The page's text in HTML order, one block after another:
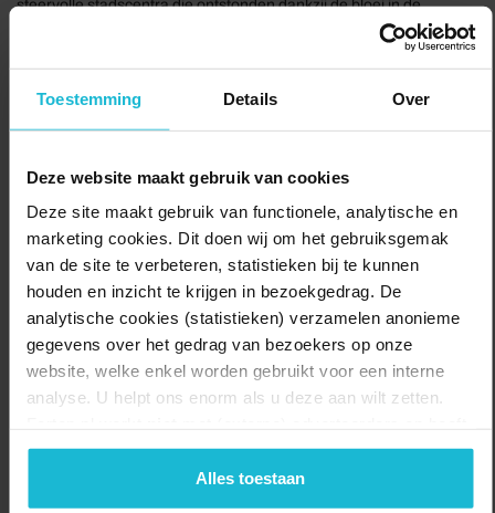
Toestemming Details Over
Deze website maakt gebruik van cookies
Deze site maakt gebruik van functionele, analytische en
marketing cookies. Dit doen wij om het gebruiksgemak
van de site te verbeteren, statistieken bij te kunnen
houden en inzicht te krijgen in bezoekgedrag. De
analytische cookies (statistieken) verzamelen anonieme
gegevens over het gedrag van bezoekers op onze
website, welke enkel worden gebruikt voor een interne
analyse. U helpt ons enorm als u deze aan wilt zetten.
geen commerciële doelstelling. U kunt deze cookies via
de knoppen accepteren, beheren of weigeren.
Alles toestaan
sfeervolle stadscentra die ontstonden dankzij de bloei in de
Duur: (4 uur)
Delen: